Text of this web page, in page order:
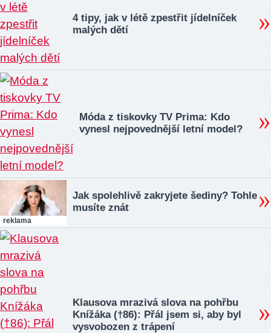
4 tipy, jak v létě zpestřit jídelníček
malých dětí
Móda z tiskovky TV Prima: Kdo
vynesl nejpovednější letní model?
reklama
Jak spolehlivě zakryjete šediny? Tohle
musíte znát
Klausova mrazivá slova na pohřbu
Knížáka (†86): Přál jsem si, aby byl
vysvobozen z trápení